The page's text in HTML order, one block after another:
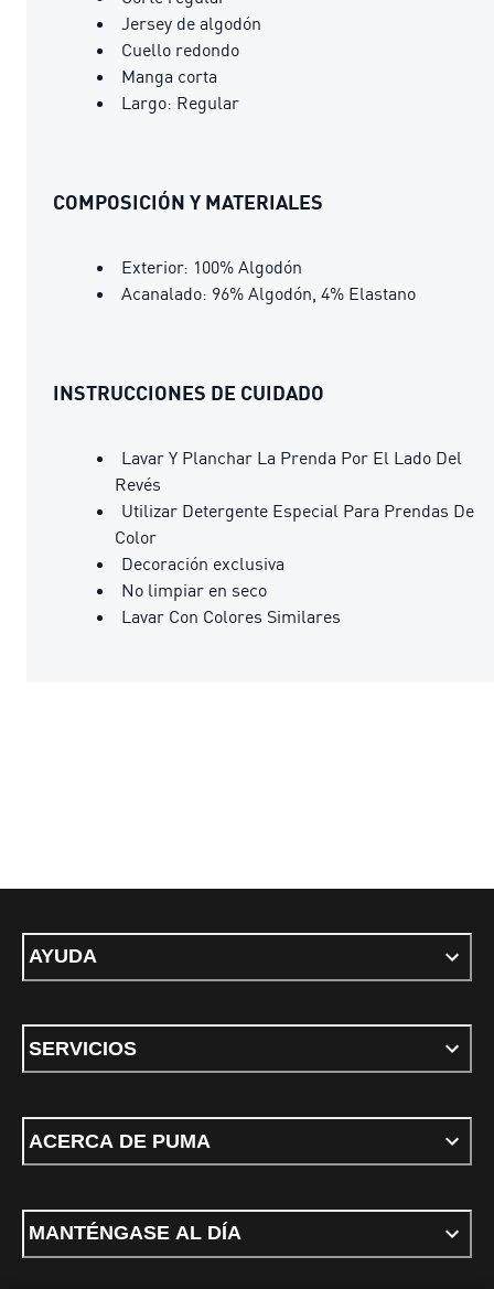
Jersey de algodón
Cuello redondo
Manga corta
Largo: Regular
COMPOSICIÓN Y MATERIALES
Exterior: 100% Algodón
Acanalado: 96% Algodón, 4% Elastano
INSTRUCCIONES DE CUIDADO
Lavar Y Planchar La Prenda Por El Lado Del
Revés
Utilizar Detergente Especial Para Prendas De
Color
Decoración exclusiva
No limpiar en seco
Lavar Con Colores Similares
AYUDA
SERVICIOS
ACERCA DE PUMA
MANTÉNGASE AL DÍA